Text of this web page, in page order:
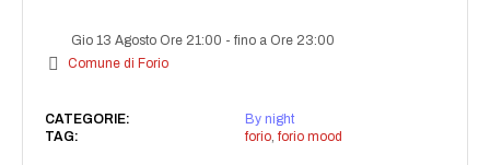
Gio 13 Agosto Ore 21:00 -fino a Ore 23:00
Comune di Forio
CATEGORIE:
By night
TAG:
forio, forio mood